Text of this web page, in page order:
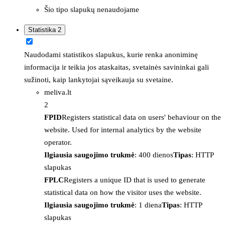
Šio tipo slapukų nenaudojame
Statistika 2
Naudodami statistikos slapukus, kurie renka anoniminę
informacija ir teikia jos ataskaitas, svetainės savininkai gali
sužinoti, kaip lankytojai sąveikauja su svetaine.
meliva.lt
2
FPIDRegisters statistical data on users' behaviour on the
website. Used for internal analytics by the website
operator.
Ilgiausia saugojimo trukmė: 400 dienosTipas: HTTP
slapukas
FPLCRegisters a unique ID that is used to generate
statistical data on how the visitor uses the website.
Ilgiausia saugojimo trukmė: 1 dienaTipas: HTTP
slapukas